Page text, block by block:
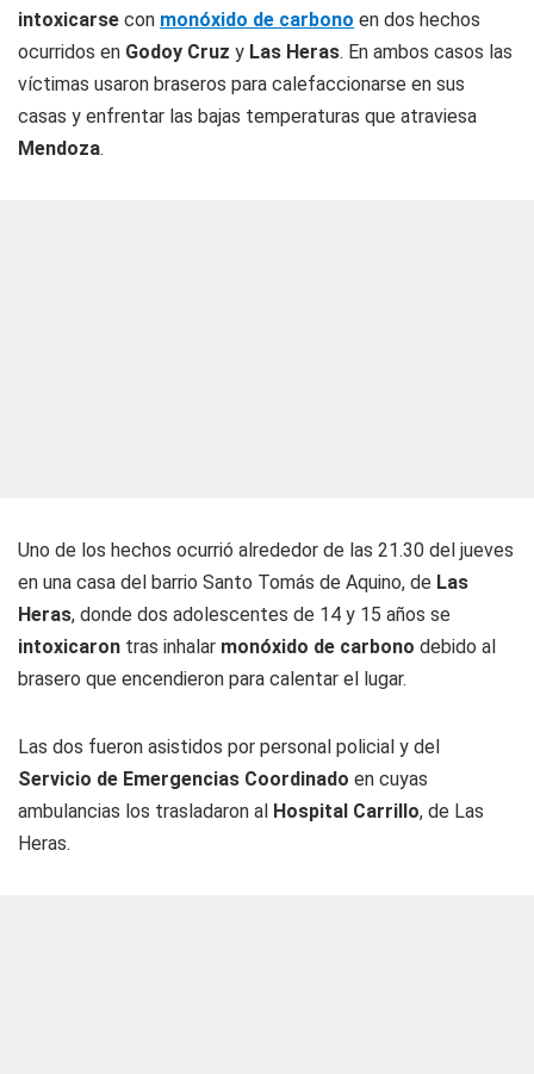
intoxicarse con monóxido de carbono en dos hechos
ocurridos en Godoy Cruz y Las Heras. En ambos casos las
víctimas usaron braseros para calefaccionarse en sus
casas y enfrentar las bajas temperaturas que atraviesa
Mendoza.
Uno de los hechos ocurrió alrededor de las 21.30 del jueves
en una casa del barrio Santo Tomás de Aquino, de Las
Heras, donde dos adolescentes de 14 y 15 años se
intoxicaron tras inhalar monóxido de carbono debido al
brasero que encendieron para calentar el lugar.
Las dos fueron asistidos por personal policial y del
Servicio de Emergencias Coordinado en cuyas
ambulancias los trasladaron al Hospital Carrillo, de Las
Heras.